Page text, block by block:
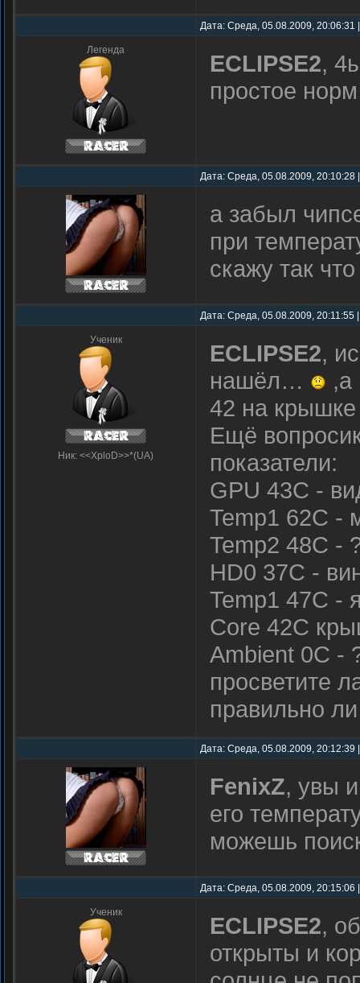
Дата: Среда, 05.08.2009,
Легенда ECLIPSE2,
простое норм
Дата: Среда, 05.08.2009,
а забыл
при
скажу так
Дата: Среда, 05.08.2009,
Ученик
Ник: <<XploD>>*(UA)
ECLIPSE2,
нашёл…
,а
42 на крышке
Ещё
показатели:
GPU 43C -
Temp1 62C -
Temp2 48C -
HD0 37C -
Temp1 47C -
Core 42C
Ambient 0C -
просветите
правильно
Дата: Среда, 05.08.2009,
FenixZ, увы
его
можешь
Дата: Среда, 05.08.2009,
Ученик ECLIPSE2,
открыты и